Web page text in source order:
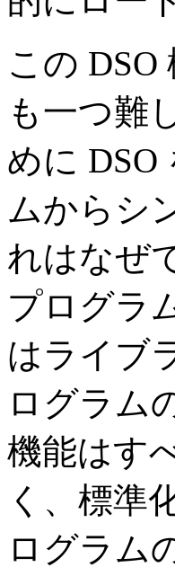
この
も一つ難
めに DSO
ムからシ
れはなぜ
プログラ
はライブ
ログラム
機能はす
く、標準
ログラム